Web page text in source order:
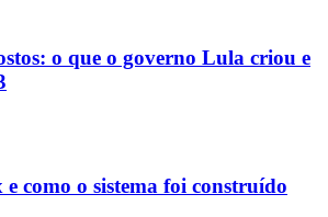
o que o governo Lula criou e
como o sistema foi construído